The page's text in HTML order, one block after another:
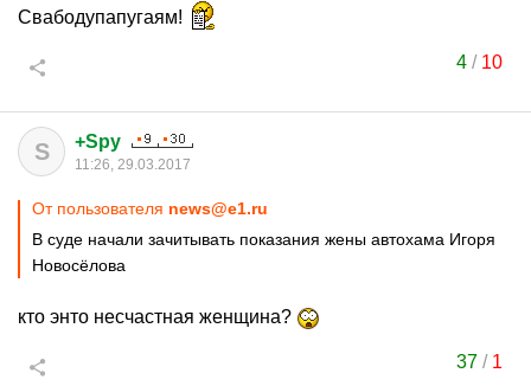
Свабодупапугаям!
4 / 10
S +Spy
11:26, 29.03.2017
От пользователя news@e1.ru
В суде начали зачитывать показания жены автохама Игоря
Новосёлова
кто энто несчастная женщина?
37 / 1